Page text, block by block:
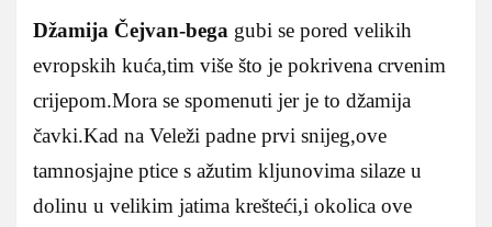
Džamija Čejvan-bega gubi se pored velikih
evropskih kuća,tim više što je pokrivena crvenim
crijepom.Mora se spomenuti jer je to džamija
čavki.Kad na Veleži padne prvi snijeg,ove
tamnosjajne ptice s ažutim kljunovima silaze u
dolinu u velikim jatima krešteći,i okolica ove